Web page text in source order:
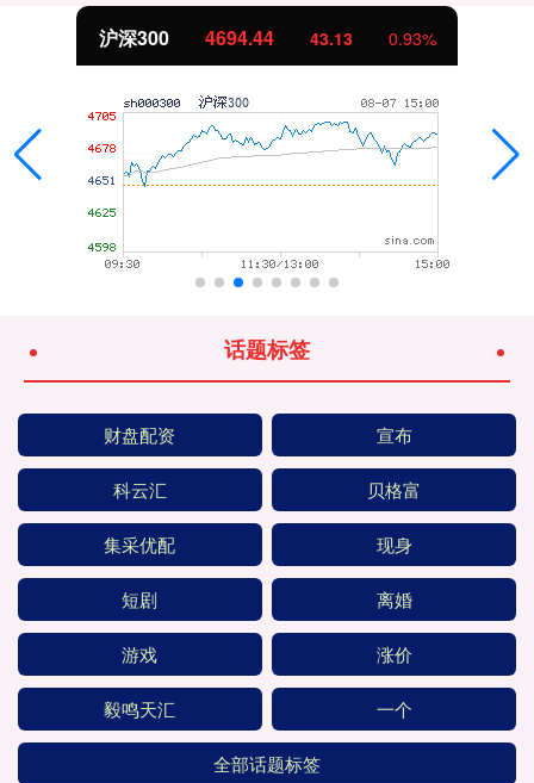
沪深300 4694.44 43.13 0.93%
话题标签
财盘配资 宣布
科云汇 贝格富
集采优配 现身
短剧 离婚
游戏 涨价
毅鸣天汇 一个
全部话题标签